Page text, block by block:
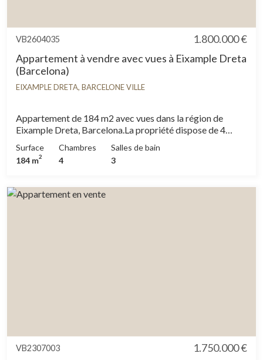
VB2604035
1.800.000 €
Appartement à vendre avec vues à Eixample Dreta
(Barcelona)
EIXAMPLE DRETA, BARCELONE VILLE
Appartement de 184 m2 avec vues dans la région de
Eixample Dreta, Barcelona.La propriété dispose de 4
intégrées et chauffage.
Surface
184 m2
Chambres
4
Salles de bain
3
VB2307003
1.750.000 €